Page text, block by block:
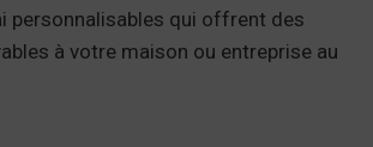
personnalisables qui offrent des
à votre maison ou entreprise au